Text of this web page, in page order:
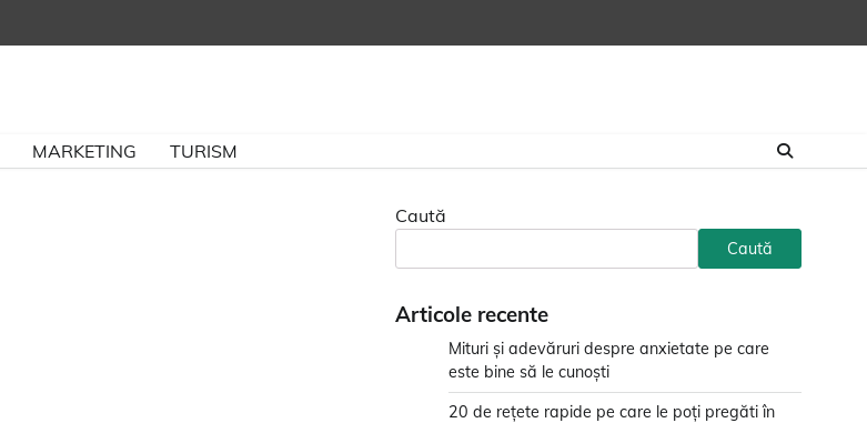
MARKETING TURISM
Caută
Caută
Articole recente
Mituri și adevăruri despre anxietate pe care
este bine să le cunoști
20 de rețete rapide pe care le poți pregăti în